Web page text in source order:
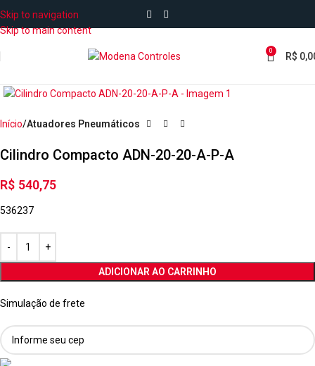
Skip to navigation
Skip to main content
0 R$
Início Atuadores Pneumáticos
Cilindro Compacto ADN-20-20-A-P-A
R$ 540,75
536237
ADICIONAR AO CARRINHO
Simulação de frete